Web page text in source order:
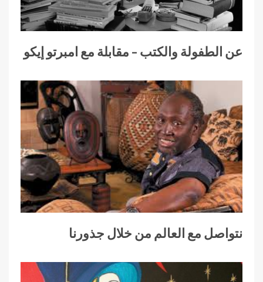
عن الطفولة والكتب – مقابلة مع امبرتو إيكو
نتواصل مع العالم من خلال جذورنا